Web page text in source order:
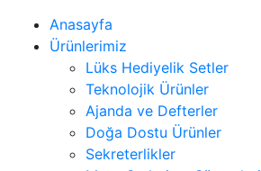
Anasayfa
Ürünlerimiz
Lüks Hediyelik Setler
Teknolojik Ürünler
Ajanda ve Defterler
Doğa Dostu Ürünler
Sekreterlikler